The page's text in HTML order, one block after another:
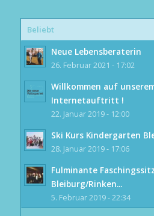
Beliebt
Neue Lebensberaterin
26. Februar 2021 - 17:02
Willkommen auf unserem
Internetauftritt !
22. Januar 2019 - 12:00
Ski Kurs Kindergarten
28. Januar 2019 - 17:06
Fulminante
Bleiburg/Rinken...
5. Februar 2019 - 22:34